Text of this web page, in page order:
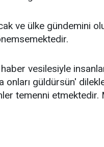
ve ülke gündemini
vesilesiyle
onları güldürsün'
temenni etmektedir.